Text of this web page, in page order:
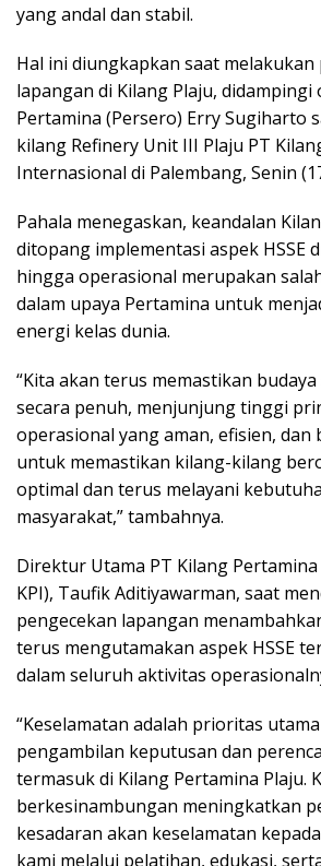
yang andal dan stabil.
Hal ini diungkapkan saat melakukan
lapangan di Kilang Plaju, didampingi
Pertamina (Persero) Erry Sugiharto
kilang Refinery Unit III Plaju PT
Internasional di Palembang, Senin
Pahala menegaskan, keandalan
ditopang implementasi aspek HSSE
hingga operasional merupakan
dalam upaya Pertamina untuk
energi kelas dunia.
“Kita akan terus memastikan
secara penuh, menjunjung tinggi
operasional yang aman, efisien, dan
untuk memastikan kilang-kilang
optimal dan terus melayani
masyarakat,” tambahnya.
Direktur Utama PT Kilang
KPI), Taufik Aditiyawarman, saat
pengecekan lapangan
terus mengutamakan aspek HSSE
dalam seluruh aktivitas
“Keselamatan adalah prioritas
pengambilan keputusan dan
termasuk di Kilang Pertamina Plaju.
berkesinambungan meningkatkan
kesadaran akan keselamatan
kami melalui pelatihan, edukasi,